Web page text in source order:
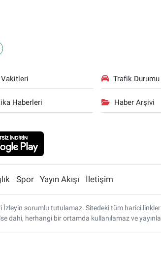
Trafik Durumu
Haberleri Haber Arşivi
Spor Yayın Akışı İletişim
sorumlu tutulamaz. Sitedeki tüm harici linkler
dahi, herhangi bir ortamda kullanılamaz ve